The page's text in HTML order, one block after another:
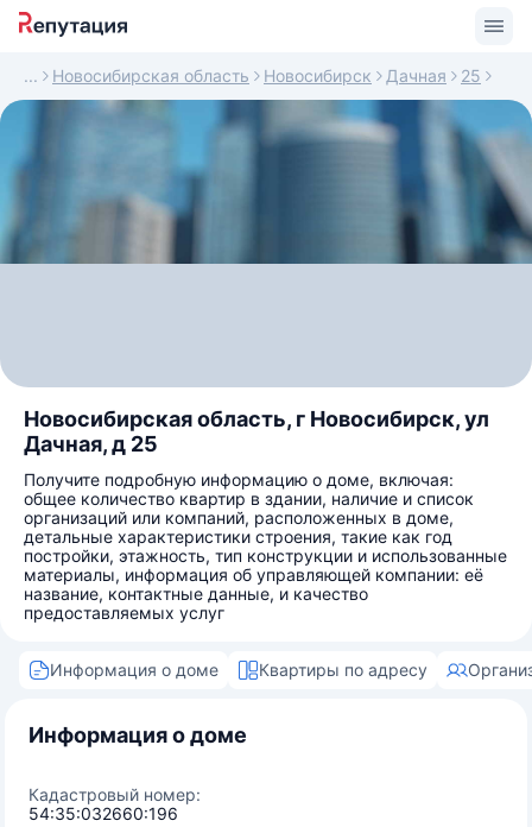
Новосибирская область Новосибирск Дачная 25
Новосибирская область, г Новосибирск, ул
Дачная, д 25
Получите подробную информацию о доме, включая:
общее количество квартир в здании, наличие и список
организаций или компаний, расположенных в доме,
детальные характеристики строения, такие как год
постройки, этажность, тип конструкции и использованные
материалы, информация об управляющей компании: её
название, контактные данные, и качество
предоставляемых услуг
Информация о доме Квартиры по адресу
Информация о доме
Кадастровый номер:
54:35:032660:196